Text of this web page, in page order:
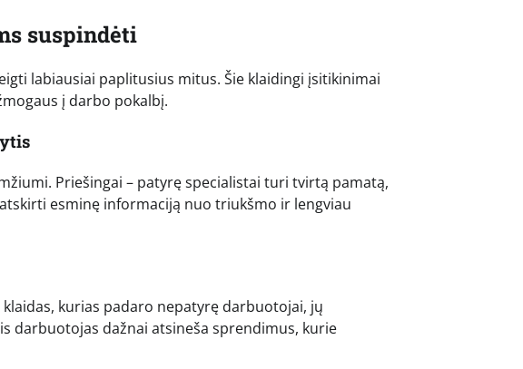
suspindėti
labiausiai paplitusius mitus. Šie klaidingi įsitikinimai
į darbo pokalbį.
Priešingai – patyrę specialistai turi tvirtą pamatą,
esminę informaciją nuo triukšmo ir lengviau
kurias padaro nepatyrę darbuotojai, jų
darbuotojas dažnai atsineša sprendimus, kurie